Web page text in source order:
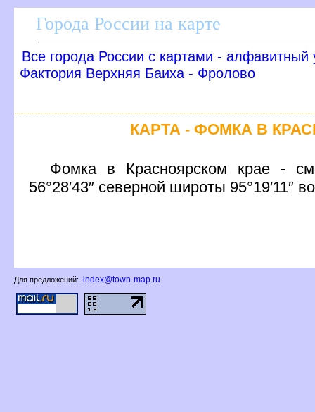
Города России на карте
се города России с картами - алфавитный
Фактория Верхняя Баиха - Фролово
КАРТА - ФОМКА В
Фомка в Красноярском крае -
56°28′43″ северной широты 95°19′11″
Для предложений: index@town-map.ru